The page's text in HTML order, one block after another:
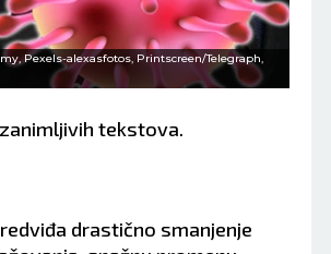
Pexels-alexasfotos, Printscreen/Telegraph,
tekstova.
drastično smanjenje